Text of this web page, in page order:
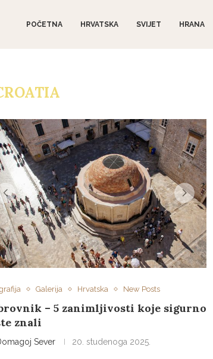
POČETNA HRVATSKA SVIJET HRANA
Galerija Hrvatska New Posts
– 5 zanimljivosti koje sigurno
znali
Sever 20. studenoga 2025.